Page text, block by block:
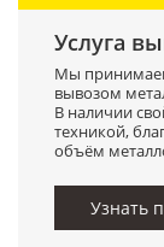
Услуга
Мы
вывозом
В наличии
техникой,
объём
Узнать